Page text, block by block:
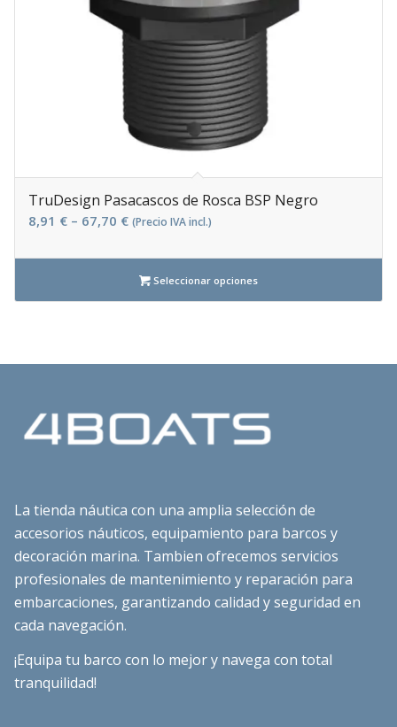
TruDesign Pasacascos de Rosca BSP Negro
8,91 € – 67,70 € (Precio IVA incl.)
Seleccionar opciones
La tienda náutica con una amplia selección de
accesorios náuticos, equipamiento para barcos y
decoración marina. Tambien ofrecemos servicios
profesionales de mantenimiento y reparación para
embarcaciones, garantizando calidad y seguridad en
cada navegación.
¡Equipa tu barco con lo mejor y navega con total
tranquilidad!